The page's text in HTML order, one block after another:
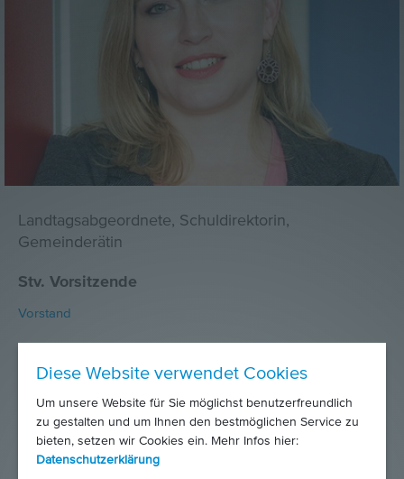
Landtagsabgeordnete, Schuldirektorin,
Gemeinderätin
Stv. Vorsitzende
Vorstand
Diese Website verwendet Cookies
Um unsere Website für Sie möglichst benutzerfreundlich
zu gestalten und um Ihnen den bestmöglichen Service zu
bieten, setzen wir Cookies ein. Mehr Infos hier:
Datenschutzerklärung